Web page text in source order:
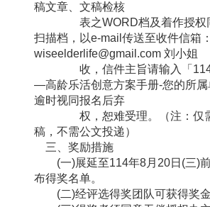
稿文章、文稿检核
表之WORD档及着作授权同
扫描档，以e-mail传送至收件信箱：
wiseelderlife@gmail.com 刘小姐
收，信件主旨请输入「114
—高龄乐活创意方案手册-您的所属
逾时视同报名后弃
权，恕难受理。（注：仅需
稿，不需公文投递）
三、奖励措施
(一)展延至114年8月20日(三)前
布得奖名单。
(二)经评选得奖团队可获得奖金